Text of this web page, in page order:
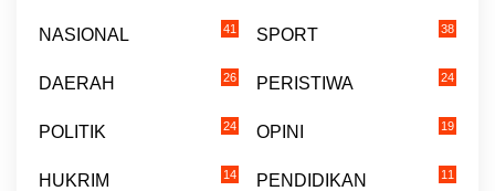
NASIONAL 41 SPORT 38
DAERAH 26 PERISTIWA 24
POLITIK 24 OPINI 19
HUKRIM 14 PENDIDIKAN 11